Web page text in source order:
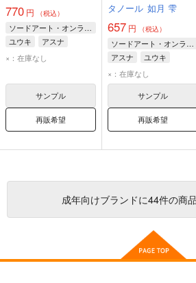
770 円 （税込）
ソードアート・オンライン
ユウキ
アスナ
×：在庫なし
サンプル
再販希望
タノール 如月 雫
657 円 （税込）
ソードアート・オンライン
アスナ
ユウキ
×：在庫なし
サンプル
再販希望
成年向けブランドに44件の商